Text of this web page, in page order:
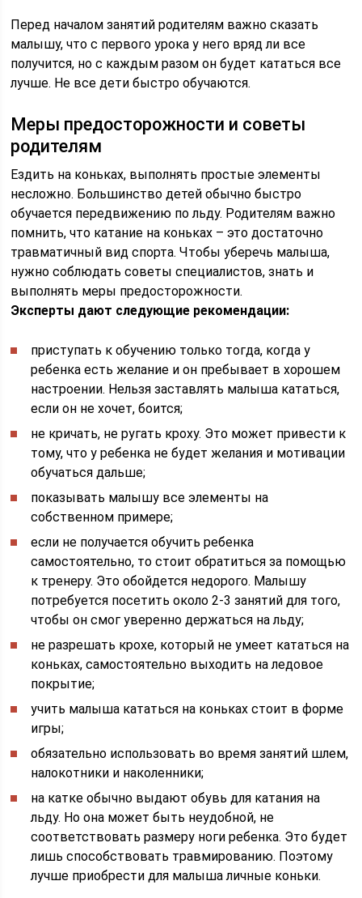
Перед началом занятий родителям важно сказать
малышу, что с первого урока у него вряд ли все
получится, но с каждым разом он будет кататься все
лучше. Не все дети быстро обучаются.
Меры предосторожности и советы
родителям
Ездить на коньках, выполнять простые элементы
несложно. Большинство детей обычно быстро
обучается передвижению по льду. Родителям важно
помнить, что катание на коньках – это достаточно
травматичный вид спорта. Чтобы уберечь малыша,
нужно соблюдать советы специалистов, знать и
выполнять меры предосторожности.
Эксперты дают следующие рекомендации:
приступать к обучению только тогда, когда у
ребенка есть желание и он пребывает в хорошем
настроении. Нельзя заставлять малыша кататься,
если он не хочет, боится;
не кричать, не ругать кроху. Это может привести к
тому, что у ребенка не будет желания и мотивации
обучаться дальше;
показывать малышу все элементы на
собственном примере;
если не получается обучить ребенка
самостоятельно, то стоит обратиться за помощью
к тренеру. Это обойдется недорого. Малышу
потребуется посетить около 2-3 занятий для того,
чтобы он смог уверенно держаться на льду;
не разрешать крохе, который не умеет кататься на
коньках, самостоятельно выходить на ледовое
покрытие;
учить малыша кататься на коньках стоит в форме
игры;
обязательно использовать во время занятий шлем,
налокотники и наколенники;
на катке обычно выдают обувь для катания на
льду. Но она может быть неудобной, не
соответствовать размеру ноги ребенка. Это будет
лишь способствовать травмированию. Поэтому
лучше приобрести для малыша личные коньки.